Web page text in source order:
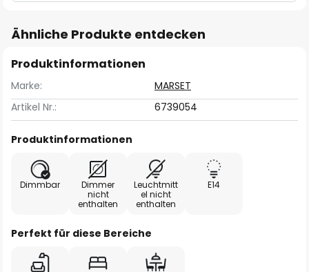
Ähnliche Produkte entdecken
Produktinformationen
Marke:
MARSET
Artikel Nr.:
6739054
Produktinformationen
Dimmbar
Dimmer
nicht
enthalten
Leuchtmitt
el nicht
enthalten
E14
Perfekt für diese Bereiche